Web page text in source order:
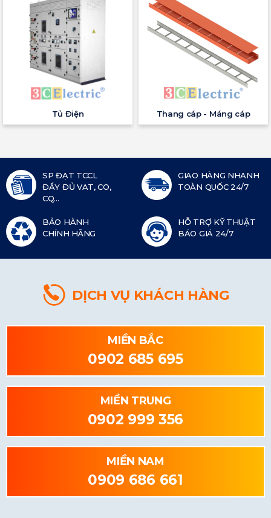
Tủ Điện Thang cáp - Máng cáp
SP ĐẠT TCCL
ĐẦY ĐỦ VAT, CO,
CQ...
GIAO HÀNG NHANH
TOÀN QUỐC 24/7
BẢO HÀNH
CHÍNH HÃNG
HỖ TRỢ KỸ THUẬT
BÁO GIÁ 24/7
DỊCH VỤ KHÁCH HÀNG
MIỀN BẮC
0902 685 695
MIỀN TRUNG
0902 999 356
MIỀN NAM
0909 686 661